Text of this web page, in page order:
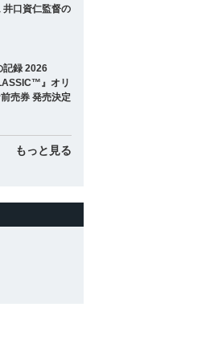
井口資仁監督の
記録 2026
』オリ
売券 発売決定
もっと見る